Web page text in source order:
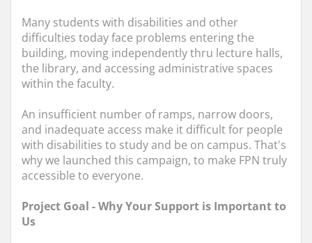
Many students with disabilities and other
difficulties today face problems entering the
building, moving independently thru lecture halls,
the library, and accessing administrative spaces
within the faculty.
An insufficient number of ramps, narrow doors,
and inadequate access make it difficult for people
with disabilities to study and be on campus. That's
why we launched this campaign, to make FPN truly
accessible to everyone.
Project Goal - Why Your Support is Important to
Us